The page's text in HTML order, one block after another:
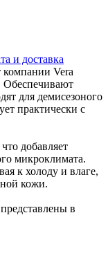
и доставка
компании Vera
Обеспечивают
для демисезоного
практически с
добавляет
микроклимата.
к холоду и влаге,
кожи.
в